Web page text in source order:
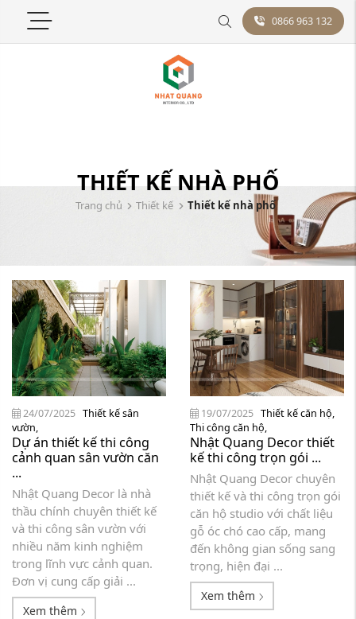
0866 963 132
THIẾT KẾ NHÀ PHỐ
Trang chủ Thiết kế Thiết kế nhà phố
24/07/2025 Thiết kế sân
vườn,
Dự án thiết kế thi công
cảnh quan sân vườn căn
...
Nhật Quang Decor là nhà
thầu chính chuyên thiết kế
và thi công sân vườn với
nhiều năm kinh nghiệm
trong lĩnh vực cảnh quan.
Đơn vị cung cấp giải ...
Xem thêm
19/07/2025 Thiết kế căn hộ,
Thi công căn hộ,
Nhật Quang Decor thiết
kế thi công trọn gói ...
Nhật Quang Decor chuyên
thiết kế và thi công trọn gói
căn hộ studio với chất liệu
gỗ óc chó cao cấp, mang
đến không gian sống sang
trọng, hiện đại ...
Xem thêm